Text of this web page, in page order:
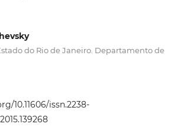
do Rio de Janeiro. Departamento de
10.11606/issn.2238-